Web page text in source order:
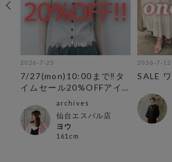
2026-7-25
7/27(mon)10:00まで‼︎タ
イムセール20%OFFアイ
archives
仙台エスパル店
ヨウ
161cm
2026-7-12
SALE